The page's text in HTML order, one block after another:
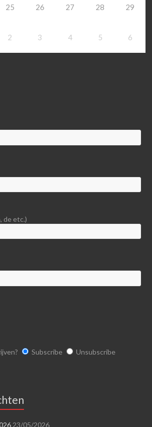
25 26 27 28 29
2 3 4 5 6
de etc.)
Subscribe Unsubscribe
23/05/2026